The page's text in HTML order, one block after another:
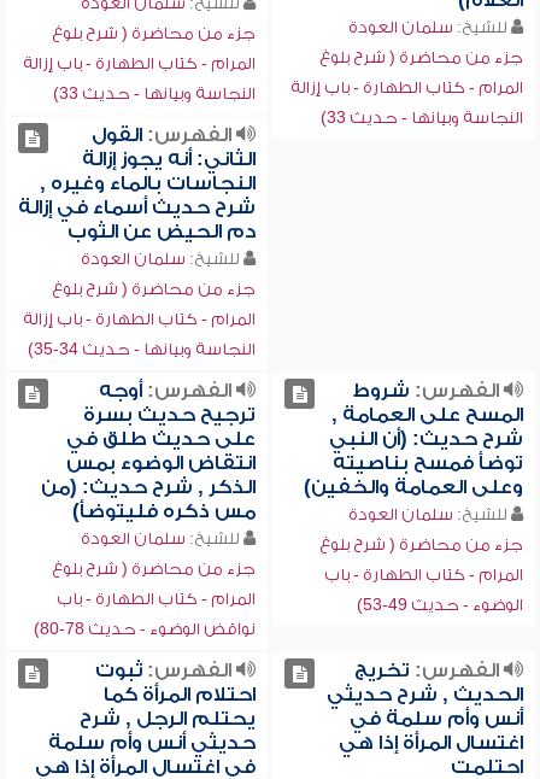
للشيخ: سلمان العودة
جزء من محاضرة ( شرح بلوغ
المرام - كتاب الطهارة - باب إزالة
النجاسة وبيانها - حديث 33)
جزء من محاضرة ( شرح بلوغ
المرام - كتاب الطهارة - باب إزالة
النجاسة وبيانها - حديث 33)
الفهرس:القول
الثاني: أنه يجوز إزالة
النجاسات بالماء وغيره ,
شرح حديث أسماء في إزالة
دم الحيض عن الثوب
للشيخ: سلمان العودة
جزء من محاضرة ( شرح بلوغ
المرام - كتاب الطهارة - باب إزالة
النجاسة وبيانها - حديث 34-35)
الفهرس: شروط
المسح على العمامة ,
شرح حديث: (أن النبي
توضأ فمسح بناصيته
وعلى العمامة والخفين)
للشيخ: سلمان العودة
جزء من محاضرة ( شرح بلوغ
المرام - كتاب الطهارة - باب
الوضوء - حديث 49-53)
الفهرس:أوجه
ترجيح حديث بسرة
على حديث طلق في
انتقاض الوضوء بمس
الذكر , شرح حديث: (من
مس ذكره فليتوضأ)
للشيخ: سلمان العودة
جزء من محاضرة ( شرح بلوغ
المرام - كتاب الطهارة - باب
نواقض الوضوء - حديث 78-80)
الفهرس: تخريج
الحديث , شرح حديثي
أنس وأم سلمة في
اغتسال المرأة إذا هي
احتلمت
الفهرس:ثبوت
احتلام المرأة كما
يحتلم الرجل , شرح
حديثي أنس وأم سلمة
في اغتسال المرأة إذا هي